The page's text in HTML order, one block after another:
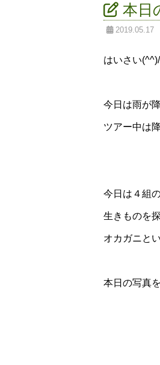
本日
2019.05.17
はいさい(^^)/
今日は雨が
ツアー中は
今日は４組
生きものを
オカガニと
本日の写真